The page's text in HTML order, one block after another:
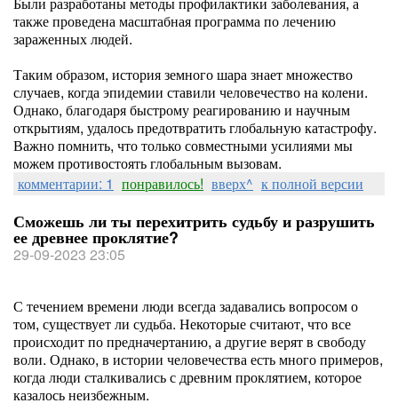
также проведена масштабная программа по лечению
зараженных людей.
Таким образом, история земного шара знает множество
случаев, когда эпидемии ставили человечество на колени.
Однако, благодаря быстрому реагированию и научным
открытиям, удалось предотвратить глобальную катастрофу.
Важно помнить, что только совместными усилиями мы
можем противостоять глобальным вызовам.
комментарии: 1 понравилось! вверх^ к полной версии
Сможешь ли ты перехитрить судьбу и разрушить
ее древнее проклятие?
29-09-2023 23:05
С течением времени люди всегда задавались вопросом о
том, существует ли судьба. Некоторые считают, что все
происходит по предначертанию, а другие верят в свободу
воли. Однако, в истории человечества есть много примеров,
когда люди сталкивались с древним проклятием, которое
казалось неизбежным.